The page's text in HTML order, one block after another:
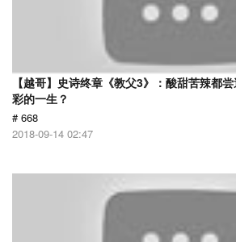
【越哥】史诗终章《教父3》：酸甜苦辣都
彩的一生？
# 668
2018-09-14 02:47